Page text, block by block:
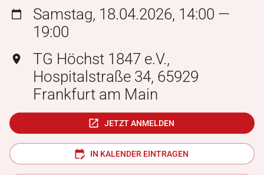
Samstag, 18.04.2026, 14:00 —
19:00
TG Höchst 1847 e.V.,
Hospitalstraße 34, 65929
Frankfurt am Main
JETZT ANMELDEN
IN KALENDER EINTRAGEN